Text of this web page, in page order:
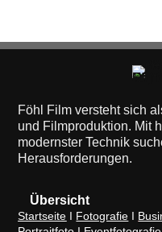
Föhl Film versteht sich
und Filmproduktion. Mit
modernster Technik
Herausforderungen.
Übersicht
Startseite I Fotografie I